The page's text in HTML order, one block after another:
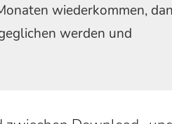
wiederkommen,
werden und